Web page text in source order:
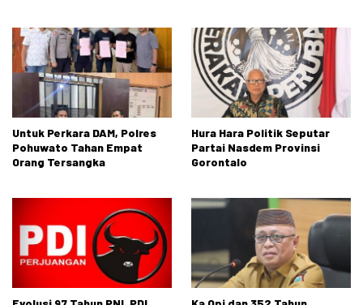
REALITAS NEGARA
Untuk Perkara DAM, Polres
Pohuwato Tahan Empat
Orang Tersangka
Hura Hara Politik Seputar
Partai Nasdem Provinsi
Gorontalo